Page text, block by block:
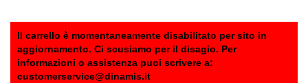
Il carrello è momentaneamente disabilitato per sito in
aggiornamento. Ci scusiamo per il disagio. Per
informazioni o assistenza puoi scrivere a:
customerservice@dinamis.it